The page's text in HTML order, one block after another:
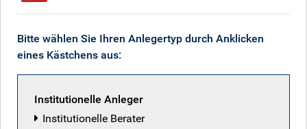
Mike Reed
Bitte wählen Sie Ihren Anlegertyp durch Anklicken
eines Kästchens aus:
Institutionelle Anleger
Institutionelle Berater